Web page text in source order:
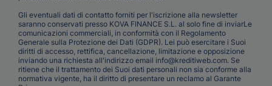
Gli eventuali dati di contatto forniti per l'iscrizione alla newsletter
saranno conservati presso KOVA FINANCE S.L. al solo fine di inviarLe
comunicazioni commerciali, in conformità con il Regolamento
Generale sulla Protezione dei Dati (GDPR). Lei può esercitare i Suoi
diritti di accesso, rettifica, cancellazione, limitazione e opposizione
inviando una richiesta all'indirizzo email info@kreditiweb.com. Se
ritiene che il trattamento dei Suoi dati personali non sia conforme alla
normativa vigente, ha il diritto di presentare un reclamo al Garante